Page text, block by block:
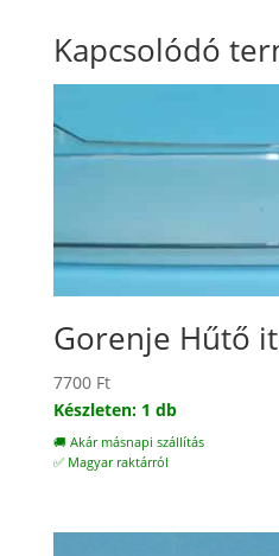
Kapcsolódó
Gorenje Hűtő
7700 Ft
Készleten: 1 db
🚚 Akár másnapi szállítás
✅ Magyar raktárról